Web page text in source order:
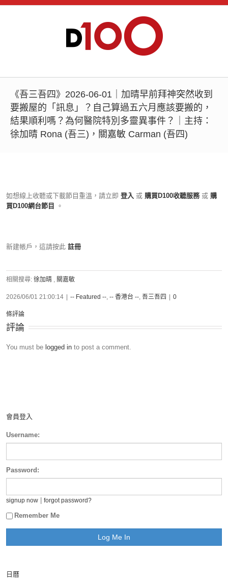
《吾三吾四》2026-06-01｜加晴早前拜神突然收到
要搬屋的「訊息」？自己算過五六月應該要搬的，
結果順利嗎？為何醫院特別多靈異事件？｜主持：
徐加晴 Rona (吾三)，關嘉敏 Carman (吾四)
如想線上收聽或下載節目重溫，請立即 登入 或 購買D100收聽服務 或 購
買D100網台節目
。
新建帳戶，這請按此 註冊
相關搜尋: 徐加晴 , 關嘉敏
2026/06/01 21:00:14 -- Featured --, -- 香港台 --, 吾三吾四 0
條評論
評論
You must be logged in to post a comment.
會員登入
Username:
Password:
signup now forgot password?
Remember Me
日曆